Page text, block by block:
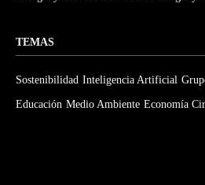
TEMAS
Sostenibilidad Inteligencia Artificial
Educación Medio Ambiente Economía